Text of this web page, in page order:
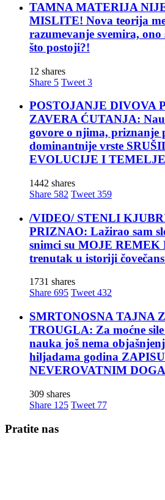
TAMNA MATERIJA
MISLITE! Nova teorija
razumevanje svemira,
što postoji?!
12 shares
Share 5 Tweet 3
POSTOJANJE DIVOVA
ZAVERA ĆUTANJA:
govore o njima, priznanje
dominantnije vrste
EVOLUCIJE I
1442 shares
Share 582 Tweet 359
/VIDEO/ STENLI
PRIZNAO: Lažirao sam
snimci su MOJE
trenutak u istoriji
1731 shares
Share 695 Tweet 432
SMRTONOSNA TAJNA
TROUGLA: Za moćne
nauka još nema
hiljadama godina
NEVEROVATNIM
309 shares
Share 125 Tweet 77
Pratite nas